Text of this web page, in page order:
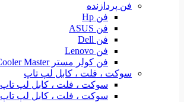
فن پردازنده
فن Hp
فن ASUS
فن Dell
فن Lenovo
فن کولر مستر Cooler Master
سوکت ، فلت ، کابل لپ تاپ
سوکت ، فلت ، کابل لپ تاپ Dell
سوکت ، فلت ، کابل لپ تاپ Lenovo